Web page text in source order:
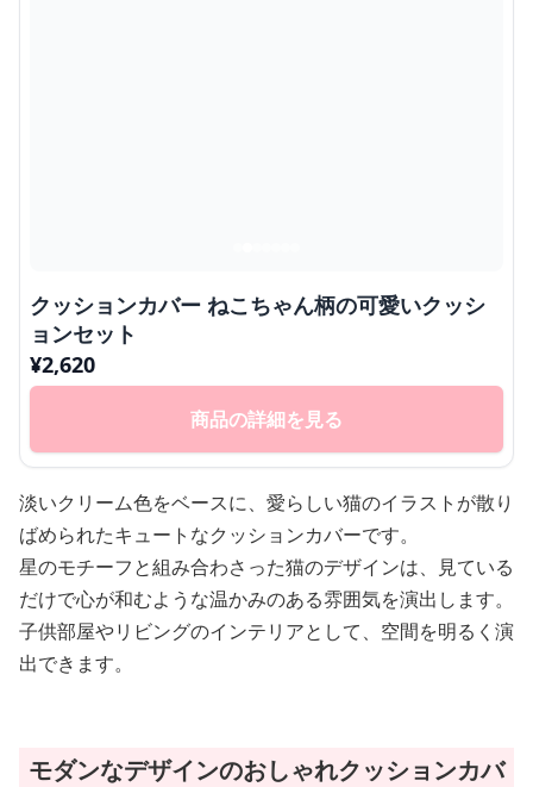
クッションカバー ねこちゃん柄の可愛いクッシ
ョンセット
¥2,620
商品の詳細を見る
淡いクリーム色をベースに、愛らしい猫のイラストが散り
ばめられたキュートなクッションカバーです。
星のモチーフと組み合わさった猫のデザインは、見ている
だけで心が和むような温かみのある雰囲気を演出します。
子供部屋やリビングのインテリアとして、空間を明るく演
出できます。
モダンなデザインのおしゃれクッションカバ